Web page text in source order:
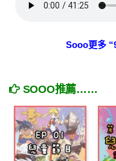
Sooo更多
SOOO推薦……